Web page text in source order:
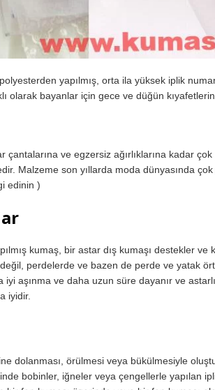
yapılmış, orta ila yüksek iplik
olarak bayanlar için gece ve düğün
ve egzersiz ağırlıklarına kadar
Malzeme son yıllarda moda dünyasında
edinin )
kumaş, bir astar dış kumaşı destekler ve
perdelerde ve bazen de perde ve yatak
iyi aşınma ve daha uzun süre dayanır ve
iyidir.
dolanması, örülmesi veya bükülmesiyle
bobinler, iğneler veya çengellerle yapılan